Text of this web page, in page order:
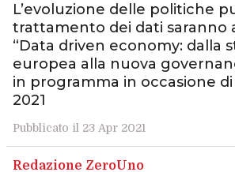
L’evoluzione delle politiche
trattamento dei dati saranno
“Data driven economy: dalla
europea alla nuova
in programma in occasione
2021
Pubblicato il 23 Apr 2021
Redazione ZeroUno